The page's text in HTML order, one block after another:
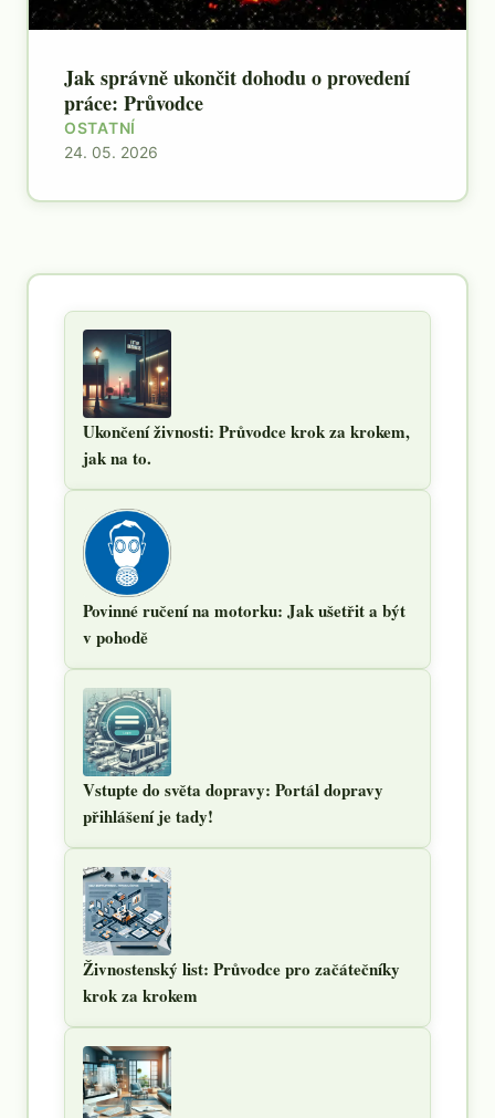
Jak správně ukončit dohodu o provedení
práce: Průvodce
OSTATNÍ
24. 05. 2026
Ukončení živnosti: Průvodce krok za krokem,
jak na to.
Povinné ručení na motorku: Jak ušetřit a být
v pohodě
Vstupte do světa dopravy: Portál dopravy
přihlášení je tady!
Živnostenský list: Průvodce pro začátečníky
krok za krokem